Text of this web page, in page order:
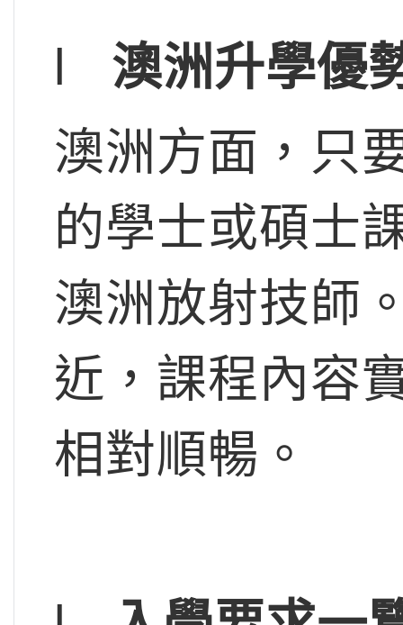
l 澳洲升學優
澳洲方面，只
的學士或碩士
澳洲放射技師
近，課程內容
相對順暢。